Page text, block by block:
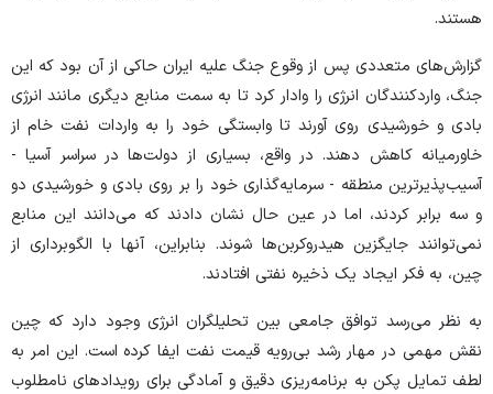
هستند.
گزارش‌های متعددی پس از وقوع جنگ علیه ایران حاکی از آن بود که این
جنگ، واردکنندگان انرژی را وادار کرد تا به سمت منابع دیگری مانند انرژی
بادی و خورشیدی روی آورند تا وابستگی خود را به واردات نفت خام از
خاورمیانه کاهش دهند. در واقع، بسیاری از دولت‌ها در سراسر آسیا -
آسیب‌پذیرترین منطقه - سرمایه‌گذاری خود را بر روی بادی و خورشیدی دو
و سه برابر کردند، اما در عین حال نشان دادند که می‌دانند این منابع
نمی‌توانند جایگزین هیدروکربن‌ها شوند. بنابراین، آنها با الگوبرداری از
چین، به فکر ایجاد یک ذخیره‌ نفتی افتادند.
به نظر می‌رسد توافق جامعی بین تحلیلگران انرژی وجود دارد که چین
نقش مهمی در مهار رشد بی‌رویه قیمت‌ نفت ایفا کرده است. این امر به
لطف تمایل پکن به برنامه‌ریزی دقیق و آمادگی برای رویدادهای نامطلوب